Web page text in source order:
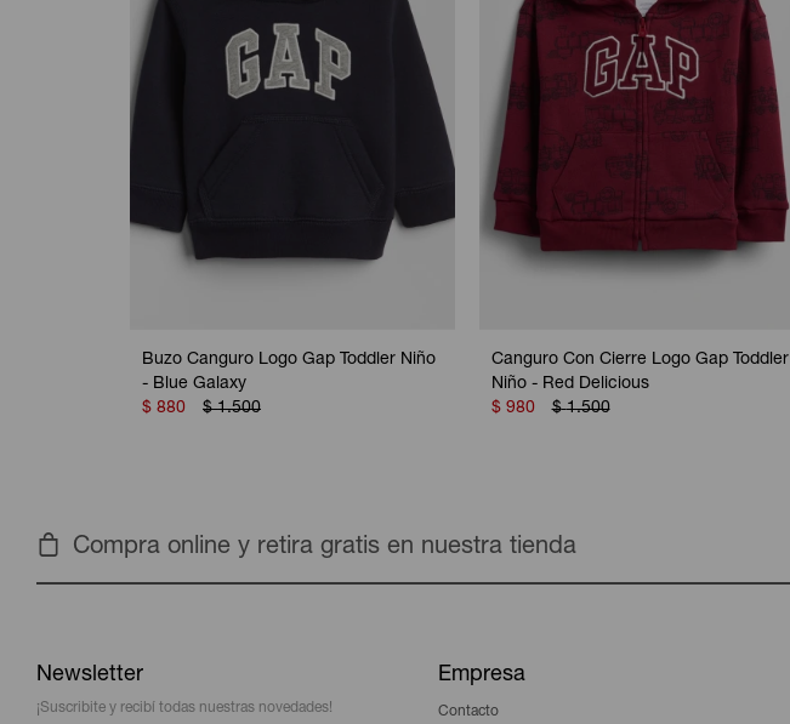
Buzo Canguro Logo Gap Toddler Niño
- Blue Galaxy
$ 880 $ 1.500
Canguro Con Cierre Logo Gap Toddler
Niño - Red Delicious
$ 980 $ 1.500
Compra online y retira gratis en nuestra tienda
Newsletter
¡Suscribite y recibí todas nuestras novedades!
Empresa
Contacto